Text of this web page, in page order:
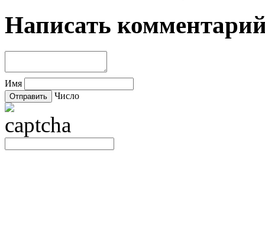
Написать
Имя
Число